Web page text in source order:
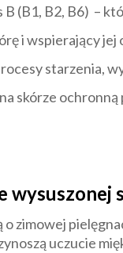
B (B1, B2, B6) –
i wspierający jej
starzenia,
skórze
wysuszonej
o zimowej
uczucie